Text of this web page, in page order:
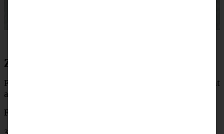
Zutaten klassischer Bienenstich
Für eine
(24 cm geht
auch!)
Für den Hefeteig:
375 Gramm Mehl